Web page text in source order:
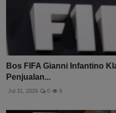
Bos FIFA Gianni Infantino
Penjualan...
Jul 31, 2026 0 6